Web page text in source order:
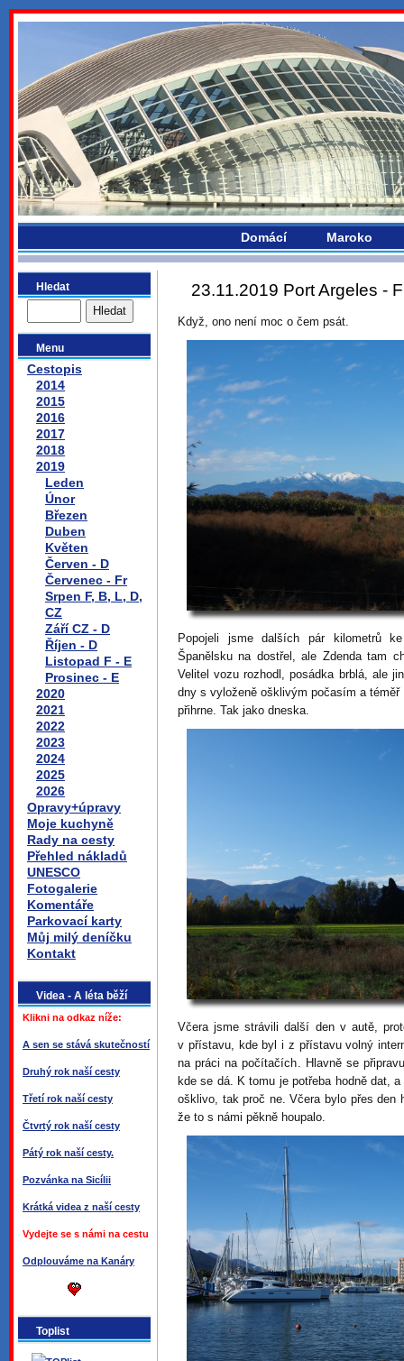
bydlikemevropou.com
Domácí Maroko
Hledat
Menu
Cestopis
2014
2015
2016
2017
2018
2019
Leden
Únor
Březen
Duben
Květen
Červen - D
Červenec - Fr
Srpen F, B, L, D,
CZ
Září CZ - D
Říjen - D
Listopad F - E
Prosinec - E
2020
2021
2022
2023
2024
2025
2026
Opravy+úpravy
Moje kuchyně
Rady na cesty
Přehled nákladů
UNESCO
Fotogalerie
Komentáře
Parkovací karty
Můj milý deníčku
Kontakt
Videa - A léta běží
Klikni na odkaz níže:
A sen se stává skutečností
Druhý rok naší cesty
Třetí rok naší cesty
Čtvrtý rok naší cesty
Pátý rok naší cesty.
Pozvánka na Sicílii
Krátká videa z naší cesty
Vydejte se s námi na cestu
Odplouváme na Kanáry
Toplist
23.11.2019 Port Argeles -
Když, ono není moc o čem psát.
Popojeli jsme dalších pár kilometrů
Španělsku na dostřel, ale Zdenda tam
Velitel vozu rozhodl, posádka brblá, ale
dny s vyloženě ošklivým počasím a
přihrne. Tak jako dneska.
Včera jsme strávili další den v autě,
v přístavu, kde byl i z přístavu volný
na práci na počítačích. Hlavně se
kde se dá. K tomu je potřeba hodně dat,
ošklivo, tak proč ne. Včera bylo přes den
že to s námi pěkně houpalo.